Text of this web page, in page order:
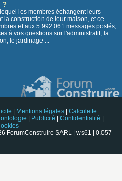
?
les membres échangent leurs
construction de leur maison, et ce
et aux 5 992 061 messages postés,
à vos questions sur l'administratif, la
le jardinage ...
Mentions légales
Calculette
Publicité Confidentialité
ForumConstruire SARL | ws61 | 0.057